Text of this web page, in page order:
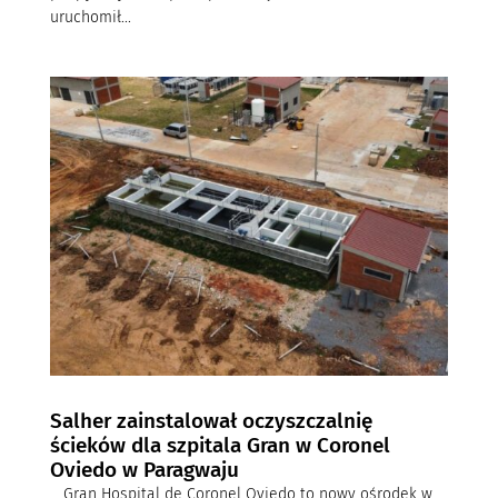
uruchomił...
Salher zainstalował oczyszczalnię
ścieków dla szpitala Gran w Coronel
Oviedo w Paragwaju
Gran Hospital de Coronel Oviedo to nowy ośrodek w